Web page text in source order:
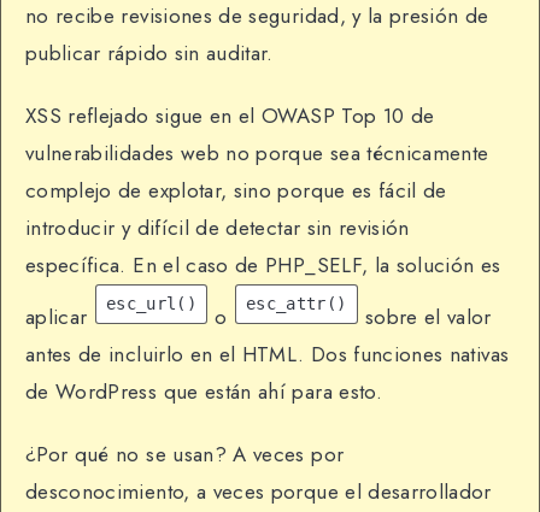
no recibe revisiones de seguridad, y la presión de
publicar rápido sin auditar.
XSS reflejado sigue en el OWASP Top 10 de
vulnerabilidades web no porque sea técnicamente
complejo de explotar, sino porque es fácil de
introducir y difícil de detectar sin revisión
específica. En el caso de PHP_SELF, la solución es
aplicar
esc_url() o esc_attr()
sobre el valor
antes de incluirlo en el HTML. Dos funciones nativas
de WordPress que están ahí para esto.
¿Por qué no se usan? A veces por
desconocimiento, a veces porque el desarrollador